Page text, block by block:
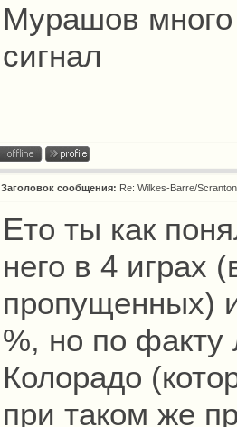
Мурашов много
сигнал
Заголовок сообщения: Re: Wilkes-Barre/
Ето ты как
него в 4 играх
пропущенных)
%, но по факту
Колорадо
при таком же